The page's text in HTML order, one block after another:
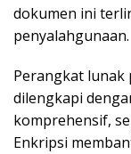
dokumen ini
penyalahgunaan.
Perangkat lunak
dilengkapi
komprehensif,
Enkripsi